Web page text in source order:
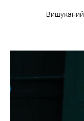
Вишуканий